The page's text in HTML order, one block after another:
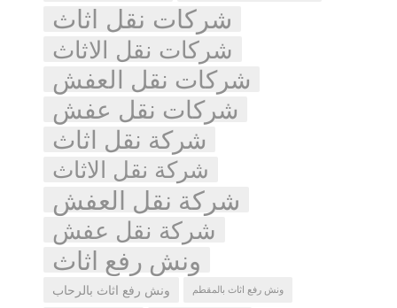
شركات نقل اثاث
شركات نقل الاثاث
شركات نقل العفش
شركات نقل عفش
شركة نقل اثاث
شركة نقل الاثاث
شركة نقل العفش
شركة نقل عفش
ونش رفع اثاث
ونش رفع اثاث بالرحاب ونش رفع اثاث بالمقطم